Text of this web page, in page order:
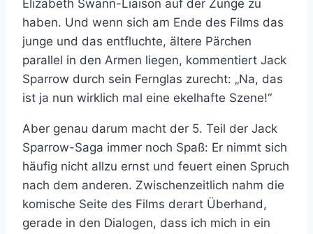
Elizabeth Swann-Liaison auf der Zunge zu
haben. Und wenn sich am Ende des Films das
junge und das entfluchte, ältere Pärchen
parallel in den Armen liegen, kommentiert Jack
Sparrow durch sein Fernglas zurecht: „Na, das
ist ja nun wirklich mal eine ekelhafte Szene!“
Aber genau darum macht der 5. Teil der Jack
Sparrow-Saga immer noch Spaß: Er nimmt sich
häufig nicht allzu ernst und feuert einen Spruch
nach dem anderen. Zwischenzeitlich nahm die
komische Seite des Films derart Überhand,
gerade in den Dialogen, dass ich mich in ein